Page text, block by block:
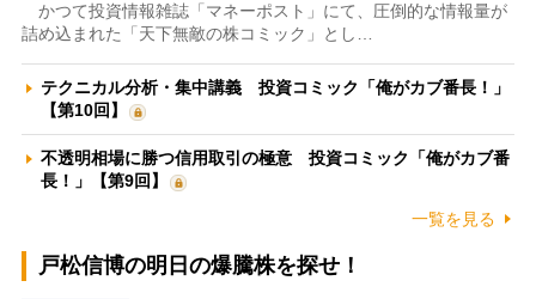
かつて投資情報雑誌「マネーポスト」にて、圧倒的な情報量が
詰め込まれた「天下無敵の株コミック」とし…
テクニカル分析・集中講義 投資コミック「俺がカブ番長！」
【第10回】
不透明相場に勝つ信用取引の極意 投資コミック「俺がカブ番
長！」【第9回】
一覧を見る
戸松信博の明日の爆騰株を探せ！